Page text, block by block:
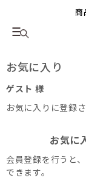
商
お気に入り
ゲスト 様
お気に入りに登録
お気に
会員登録を行うと
できます。